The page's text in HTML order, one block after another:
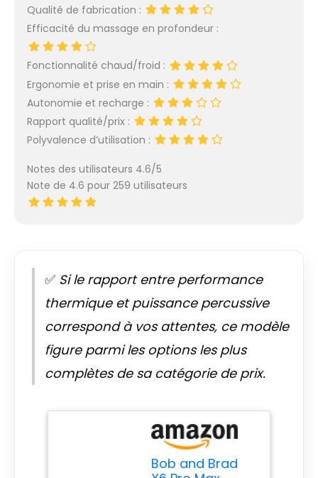
Qualité de fabrication :
Efficacité du massage en profondeur :
Fonctionnalité chaud/froid :
Ergonomie et prise en main :
Autonomie et recharge :
Rapport qualité/prix :
Polyvalence d’utilisation :
Notes des utilisateurs 4.6/5
Note de 4.6 pour 259 utilisateurs
✅ Si le rapport entre performance
thermique et puissance percussive
correspond à vos attentes, ce modèle
figure parmi les options les plus
complètes de sa catégorie de prix.
Bob and Brad